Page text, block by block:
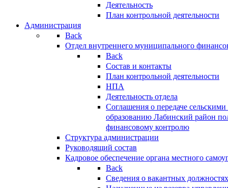
Деятельность
План контрольной деятельности
Администрация
Back
Отдел внутреннего муниципального
Back
Состав и контакты
План контрольной деятельности
НПА
Деятельность отдела
Соглашения о передаче
образованию Лабинский район
финансовому контролю
Структура администрации
Руководящий состав
Кадровое обеспечение органа местного
Back
Сведения о вакантных